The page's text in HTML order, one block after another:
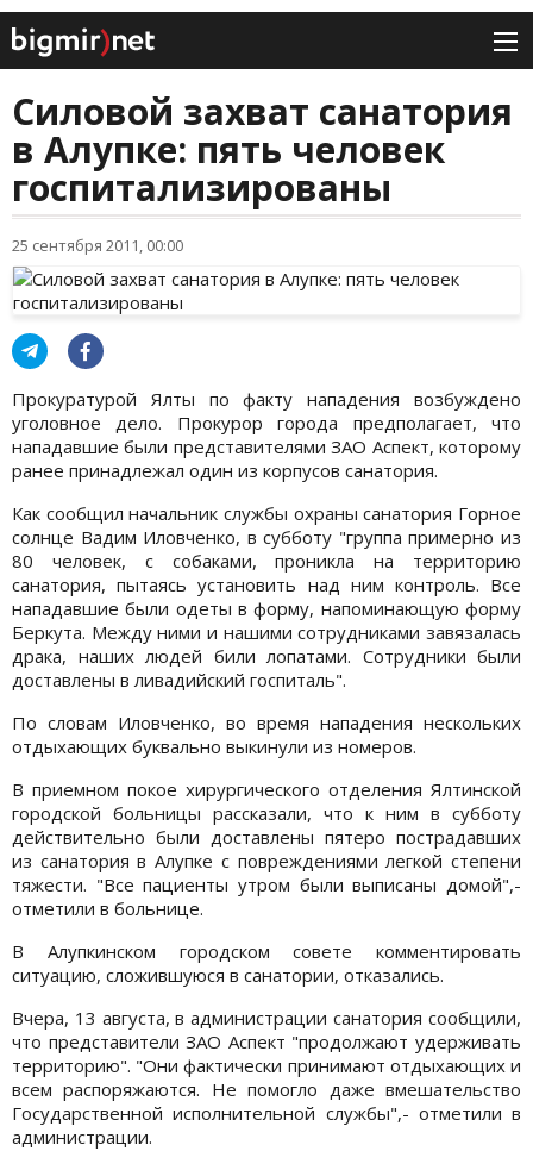
Силовой захват санатория
в Алупке: пять человек
госпитализированы
25 сентября 2011, 00:00
Прокуратурой Ялты по факту нападения возбуждено
уголовное дело. Прокурор города предполагает, что
нападавшие были представителями ЗАО Аспект, которому
ранее принадлежал один из корпусов санатория.
Как сообщил начальник службы охраны санатория Горное
солнце Вадим Иловченко, в субботу "группа примерно из
80 человек, с собаками, проникла на территорию
санатория, пытаясь установить над ним контроль. Все
нападавшие были одеты в форму, напоминающую форму
Беркута. Между ними и нашими сотрудниками завязалась
драка, наших людей били лопатами. Сотрудники были
доставлены в ливадийский госпиталь".
По словам Иловченко, во время нападения нескольких
отдыхающих буквально выкинули из номеров.
В приемном покое хирургического отделения Ялтинской
городской больницы рассказали, что к ним в субботу
действительно были доставлены пятеро пострадавших
из санатория в Алупке с повреждениями легкой степени
тяжести. "Все пациенты утром были выписаны домой",-
отметили в больнице.
В Алупкинском городском совете комментировать
ситуацию, сложившуюся в санатории, отказались.
Вчера, 13 августа, в администрации санатория сообщили,
что представители ЗАО Аспект "продолжают удерживать
территорию". "Они фактически принимают отдыхающих и
всем распоряжаются. Не помогло даже вмешательство
Государственной исполнительной службы",- отметили в
администрации.